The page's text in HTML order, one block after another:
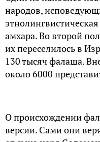
народов,
амхара. Во второй
их переселилось в
130 тысяч фалаша.
около 6000
О происхождении
версии. Сами они